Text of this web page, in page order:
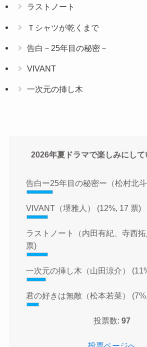
ラストノート
Ｔシャツが乾くまで
告白－25年目の秘密－
VIVANT
一次元の挿し木
2026年夏ドラマで楽しみにして
告白ー25年目の秘密ー（松村北斗
VIVANT（堺雅人） (12%, 17 票)
ラストノート（内田有紀、寺西拓
票)
一次元の挿し木（山田涼介）
君の好きは無敵（松本若菜）
投票数: 97